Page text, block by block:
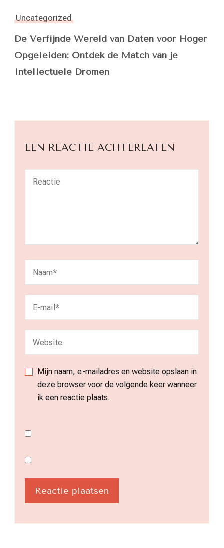
Uncategorized
De Verfijnde Wereld van Daten voor Hoger
Opgeleiden: Ontdek de Match van je
Intellectuele Dromen
EEN REACTIE ACHTERLATEN
Mijn naam, e-mailadres en website opslaan in
deze browser voor de volgende keer wanneer
ik een reactie plaats.